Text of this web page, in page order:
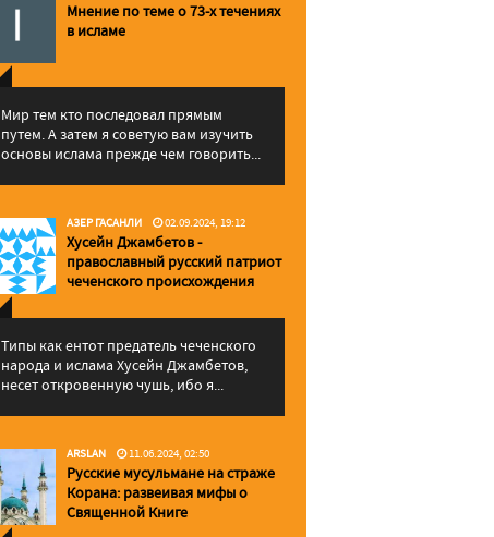
Мнение по теме о 73-х течениях
в исламе
Мир тем кто последовал прямым
путем. А затем я советую вам изучить
основы ислама прежде чем говорить...
АЗЕР ГАСАНЛИ 02.09.2024, 19:12
Хусейн Джамбетов -
православный русский патриот
чеченского происхождения
Типы как ентот предатель чеченского
народа и ислама Хусейн Джамбетов,
несет откровенную чушь, ибо я...
ARSLAN 11.06.2024, 02:50
Русские мусульмане на страже
Корана: pазвеивая мифы о
Священной Книге